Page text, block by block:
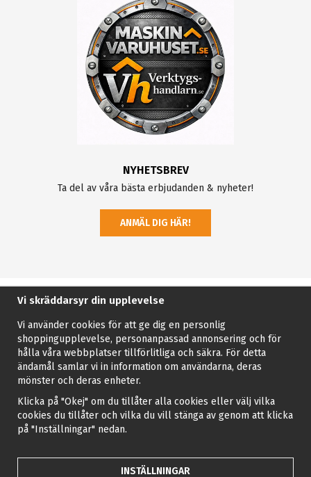
NYHETSBREV
Ta del av våra bästa erbjudanden & nyheter!
ANMÄL DIG HÄR!
Vi skräddarsyr din upplevelse
Vi använder cookies för att ge dig en personlig
shoppingupplevelse, personanpassad annonsering och för
hålla våra webbplatser tillförlitliga och säkra. För detta
ändamål samlar vi in information om användarna, deras
mönster och deras enheter.
Klicka på "Okej" om du tillåter alla cookies eller välj vilka
cookies du tillåter och vilka du vill stänga av genom att klicka
på "Inställningar" nedan.
INSTÄLLNINGAR